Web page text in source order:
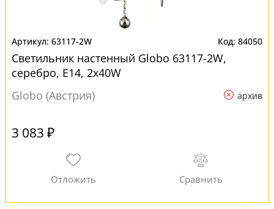
63117-2W 84050
Светильник настенный Globo 63117-2W,
серебро, E14, 2x40W
Globo (Австрия)
архив
3 083 ₽